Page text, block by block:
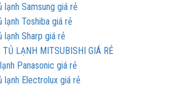
Samsung giá rẻ
Toshiba giá rẻ
Sharp giá rẻ
TỦ LẠNH MITSUBISHI GIÁ RẺ
Panasonic giá rẻ
lạnh Electrolux giá rẻ